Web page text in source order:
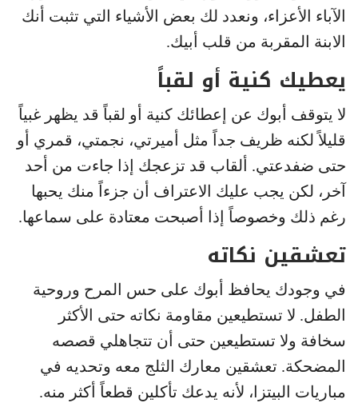
الآباء الأعزاء، ونعدد لك بعض الأشياء التي تثبت أنك
الابنة المقربة من قلب أبيك.
يعطيك كنية أو لقباً
لا يتوقف أبوك عن إعطائك كنية أو لقباً قد يظهر غبياً
قليلاً لكنه ظريف جداً مثل أميرتي، نجمتي، قمري أو
حتى ضفدعتي. ألقاب قد تزعجك إذا جاءت من أحد
آخر، لكن يجب عليك الاعتراف أن جزءاً منك يحبها
رغم ذلك وخصوصاً إذا أصبحت معتادة على سماعها.
تعشقين نكاته
في وجودك يحافظ أبوك على حس المرح وروحية
الطفل. لا تستطيعين مقاومة نكاته حتى الأكثر
سخافة ولا تستطيعين حتى أن تتجاهلي قصصه
المضحكة. تعشقين معارك الثلج معه وتحديه في
مباريات البيتزا، لأنه يدعك تأكلين قطعاً أكثر منه.